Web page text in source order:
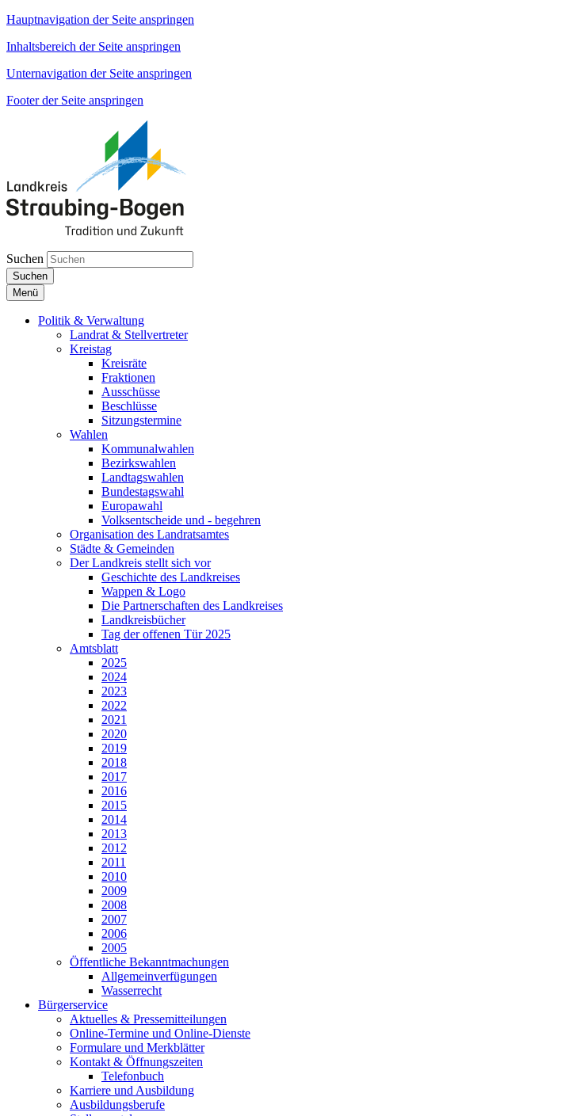
Hauptnavigation der Seite anspringen
Inhaltsbereich der Seite anspringen
Unternavigation der Seite anspringen
Footer der Seite anspringen
Suchen
Suchen
Menü
Politik & Verwaltung
Landrat & Stellvertreter
Kreistag
Kreisräte
Fraktionen
Ausschüsse
Beschlüsse
Sitzungstermine
Wahlen
Kommunalwahlen
Bezirkswahlen
Landtagswahlen
Bundestagswahl
Europawahl
Volksentscheide und - begehren
Organisation des Landratsamtes
Städte & Gemeinden
Der Landkreis stellt sich vor
Geschichte des Landkreises
Wappen & Logo
Die Partnerschaften des Landkreises
Landkreisbücher
Tag der offenen Tür 2025
Amtsblatt
2025
2024
2023
2022
2021
2020
2019
2018
2017
2016
2015
2014
2013
2012
2011
2010
2009
2008
2007
2006
2005
Öffentliche Bekanntmachungen
Allgemeinverfügungen
Wasserrecht
Bürgerservice
Aktuelles & Pressemitteilungen
Online-Termine und Online-Dienste
Formulare und Merkblätter
Kontakt & Öffnungszeiten
Telefonbuch
Karriere und Ausbildung
Ausbildungsberufe